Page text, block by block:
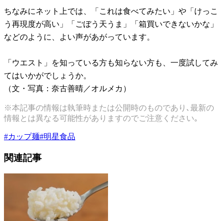
ちなみにネット上では、「これは食べてみたい」や「けっこ
う再現度が高い」「ごぼう天うま」「箱買いできないかな」
などのように、よい声があがっています。
「ウエスト」を知っている方も知らない方も、一度試してみ
てはいかがでしょうか。
（文・写真：奈古善晴／オルメカ）
※本記事の情報は執筆時または公開時のものであり､最新の
情報とは異なる可能性がありますのでご注意ください｡
#カップ麺#明星食品
関連記事